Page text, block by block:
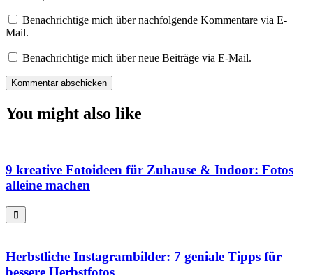
Benachrichtige mich über nachfolgende Kommentare via E-
Mail.
Benachrichtige mich über neue Beiträge via E-Mail.
You might also like
9 kreative Fotoideen für Zuhause & Indoor: Fotos
alleine machen
Herbstliche Instagrambilder: 7 geniale Tipps für
bessere Herbstfotos